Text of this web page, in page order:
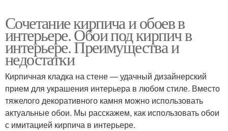
Сочетание кирпича и обоев в
интерьере. Обои под кирпич в
интерьере. Преимущества и
недостатки
Кирпичная кладка на стене — удачный дизайнерский
прием для украшения интерьера в любом стиле. Вместо
тяжелого декоративного камня можно использовать
актуальные обои. Мы расскажем, как использовать обои
с имитацией кирпича в интерьере.